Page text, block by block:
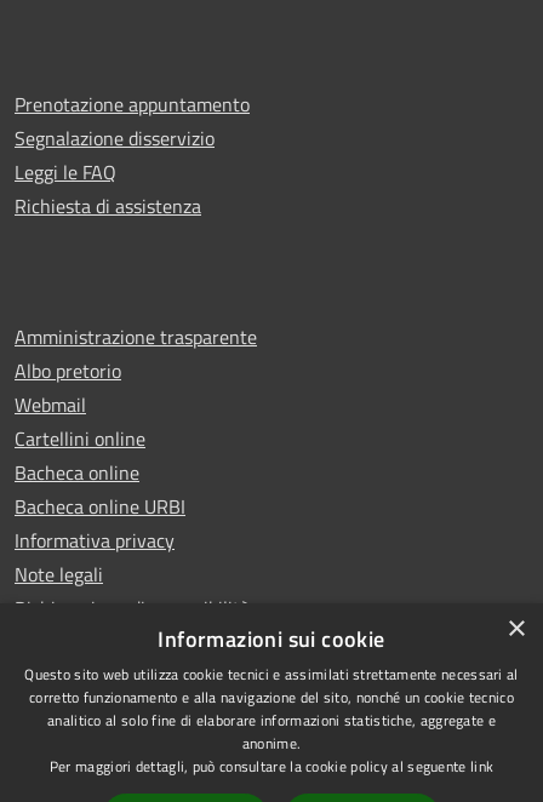
Prenotazione appuntamento
Segnalazione disservizio
Leggi le FAQ
Richiesta di assistenza
Amministrazione trasparente
Albo pretorio
Webmail
Cartellini online
Bacheca online
Bacheca online URBI
Informativa privacy
Note legali
Dichiarazione di accessibilità
RSS
Accessibilità
Copyright © 2025 Comune di
Ariano Irpino
×
Informazioni sui cookie
Questo sito web utilizza cookie tecnici e assimilati strettamente necessari al
corretto funzionamento e alla navigazione del sito, nonché un cookie tecnico
analitico al solo fine di elaborare informazioni statistiche, aggregate e
anonime.
Per maggiori dettagli, può consultare la cookie policy al seguente link